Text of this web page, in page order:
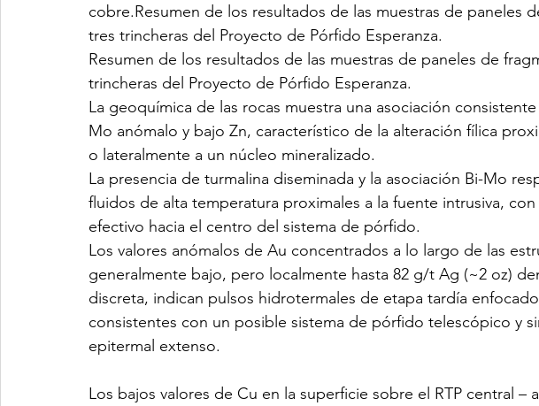
cobre.Resumen de los resultados de las muestras de paneles
tres trincheras del Proyecto de Pórfido Esperanza.
Resumen de los resultados de las muestras de paneles de
trincheras del Proyecto de Pórfido Esperanza.
La geoquímica de las rocas muestra una asociación
Mo anómalo y bajo Zn, característico de la alteración fílica
o lateralmente a un núcleo mineralizado.
La presencia de turmalina diseminada y la asociación Bi-Mo
fluidos de alta temperatura proximales a la fuente intrusiva,
efectivo hacia el centro del sistema de pórfido.
Los valores anómalos de Au concentrados a lo largo de las
generalmente bajo, pero localmente hasta 82 g/t Ag (~2 oz)
discreta, indican pulsos hidrotermales de etapa tardía
consistentes con un posible sistema de pórfido telescópico y
epitermal extenso.
Los bajos valores de Cu en la superficie sobre el RTP central –